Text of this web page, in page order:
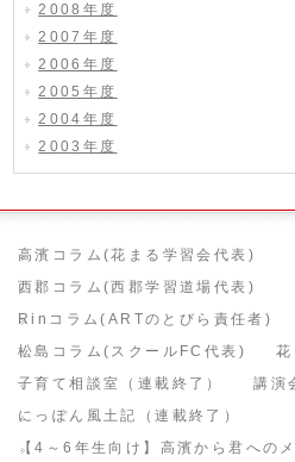
2008年度
2007年度
2006年度
2005年度
2004年度
2003年度
高濱コラム(花まる学習会代表)
西郡コラム(西郡学習道場代表)
Rinコラム(ARTのとびら責任者)
松島コラム(スクールFC代表)
子育て相談室（連載終了）
講演
にっぽん風土記（連載終了）
【4～6年生向け】高濱から君への